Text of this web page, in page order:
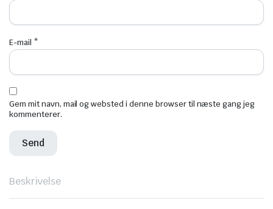
E-mail *
Gem mit navn, mail og websted i denne browser til næste gang jeg
kommenterer.
Beskrivelse